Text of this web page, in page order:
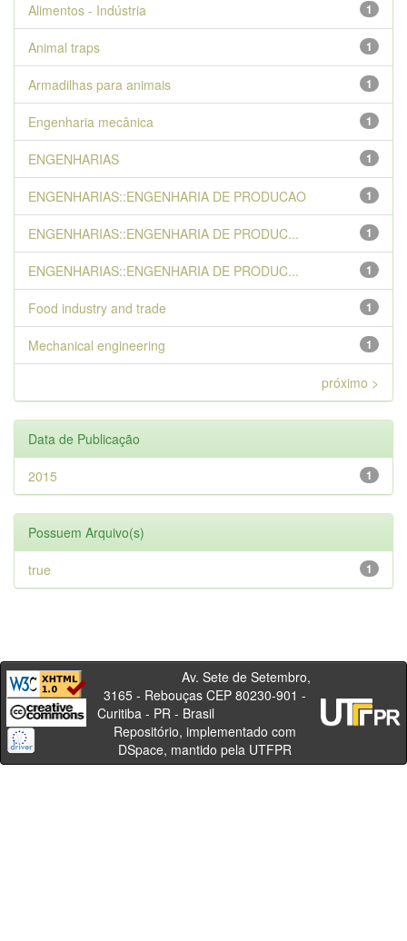
1
Alimentos - Indústria
1
Animal traps
1
Armadilhas para animais
1
Engenharia mecânica
1
ENGENHARIAS
1
ENGENHARIAS::ENGENHARIA DE PRODUCAO
1
ENGENHARIAS::ENGENHARIA DE PRODUC...
1
ENGENHARIAS::ENGENHARIA DE PRODUC...
1
Food industry and trade
1
Mechanical engineering
próximo >
Data de Publicação
1
2015
Possuem Arquivo(s)
1
true
Av. Sete de Setembro,
3165 - Rebouças CEP 80230-901 -
Curitiba - PR - Brasil
Repositório, implementado com
DSpace, mantido pela UTFPR